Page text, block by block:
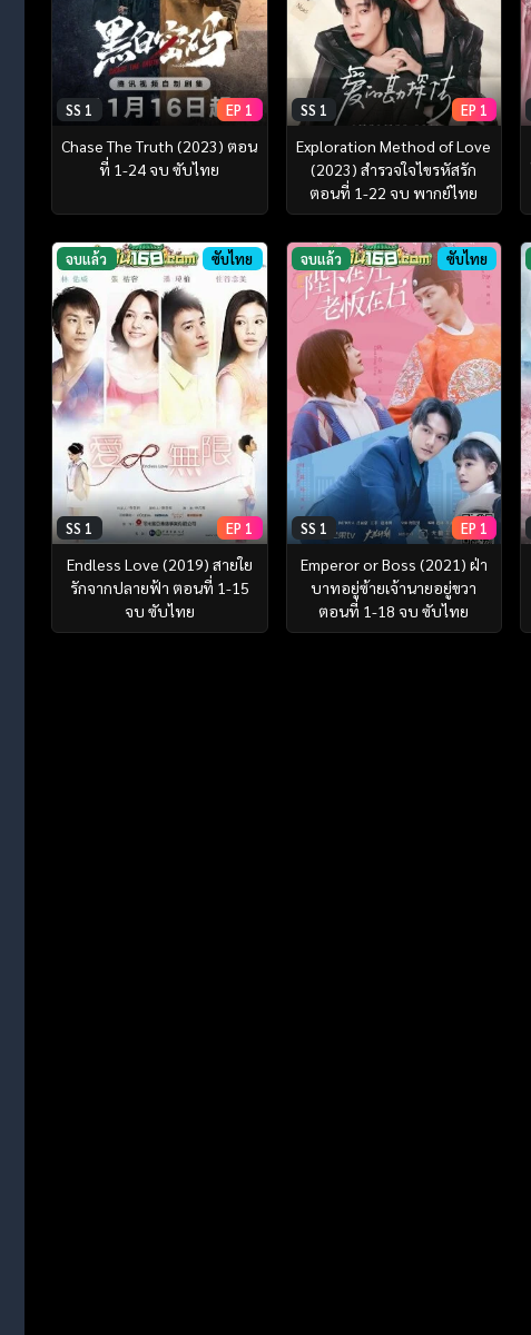
SS 1 EP 1
Chase The Truth (2023) ตอน
ที่ 1-24 จบ ซับไทย
SS 1 EP 1
Exploration Method of Love
(2023) สำรวจใจไขรหัสรัก
ตอนที่ 1-22 จบ พากย์ไทย
จบแล้ว ซับไทย
SS 1 EP 1
Endless Love (2019) สายใย
รักจากปลายฟ้า ตอนที่ 1-15
จบ ซับไทย
จบแล้ว ซับไทย
SS 1 EP 1
Emperor or Boss (2021) ฝ่า
บาทอยู่ซ้ายเจ้านายอยู่ขวา
ตอนที่ 1-18 จบ ซับไทย